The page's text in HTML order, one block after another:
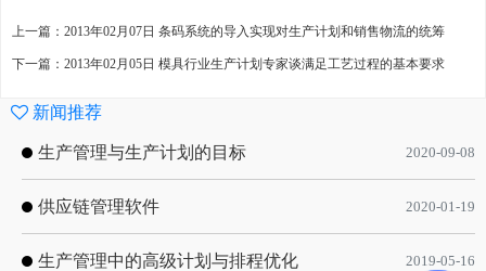
上一篇：2013年02月07日 条码系统的导入实现对生产计划和销售物流的统筹
下一篇：2013年02月05日 模具行业生产计划专家谈满足工艺过程的基本要求
新闻推荐
生产管理与生产计划的目标 2020-09-08
供应链管理软件 2020-01-19
生产管理中的高级计划与排程优化 2019-05-16